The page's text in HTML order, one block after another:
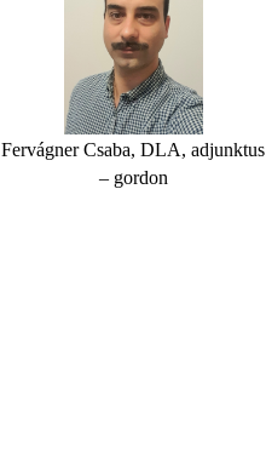
Fervágner Csaba, DLA, adjunktus
– gordon